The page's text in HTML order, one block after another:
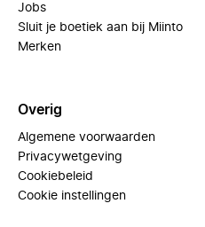
Jobs
Sluit je boetiek aan bij Miinto
Merken
Overig
Algemene voorwaarden
Privacywetgeving
Cookiebeleid
Cookie instellingen